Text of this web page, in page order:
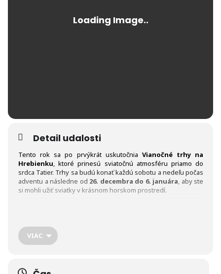
Detail udalosti
Tento rok sa po prvýkrát uskutočnia Vianočné trhy na
Hrebienku, ktoré prinesú sviatočnú atmosféru priamo do
srdca Tatier. Trhy sa budú konať každú sobotu a nedeľu počas
adventu a následne od 26. decembra do 6. januára, aby ste
si mohli užiť sviatky v krásnom horskom prostredí.
Darčekové suveníry:
každého, či už hľadáte praktické darčeky alebo jedinečné
VIAC